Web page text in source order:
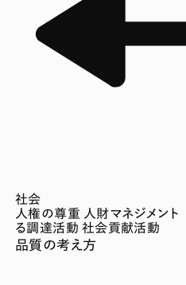
社会
人権の尊重 人財マネジメント
る調達活動 社会貢献活動
品質の考え方